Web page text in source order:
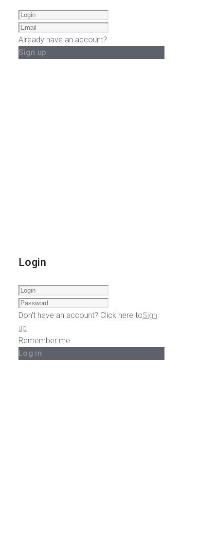
Already have an account?
Sign up
Login
Don't have an account? Click here toSign
up
Remember me
Log in